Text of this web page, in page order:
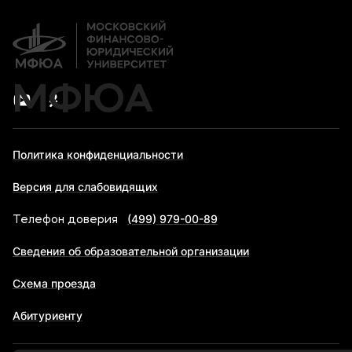
МФЮА
Политика конфиденциальности
Версия для слабовидящих
Телефон доверия (499) 979-00-89
Сведения об образовательной организации
Схема проезда
Абитуриенту